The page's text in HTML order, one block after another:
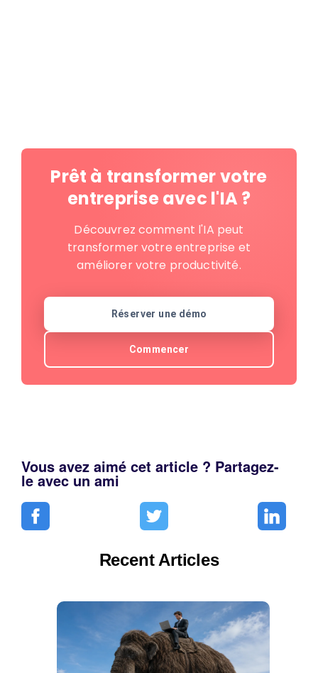
Prêt à transformer votre
entreprise avec l'IA ?
Découvrez comment l'IA peut
transformer votre entreprise et
améliorer votre productivité.
Réserver une démo
Commencer
Vous avez aimé cet article ? Partagez-
le avec un ami
Recent Articles